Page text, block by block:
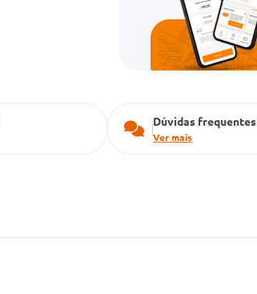
Dúvidas frequentes
Ver mais